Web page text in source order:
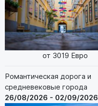
от 3019 Евро
Романтическая дорога и
средневековые города
26/08/2026 - 02/09/2026